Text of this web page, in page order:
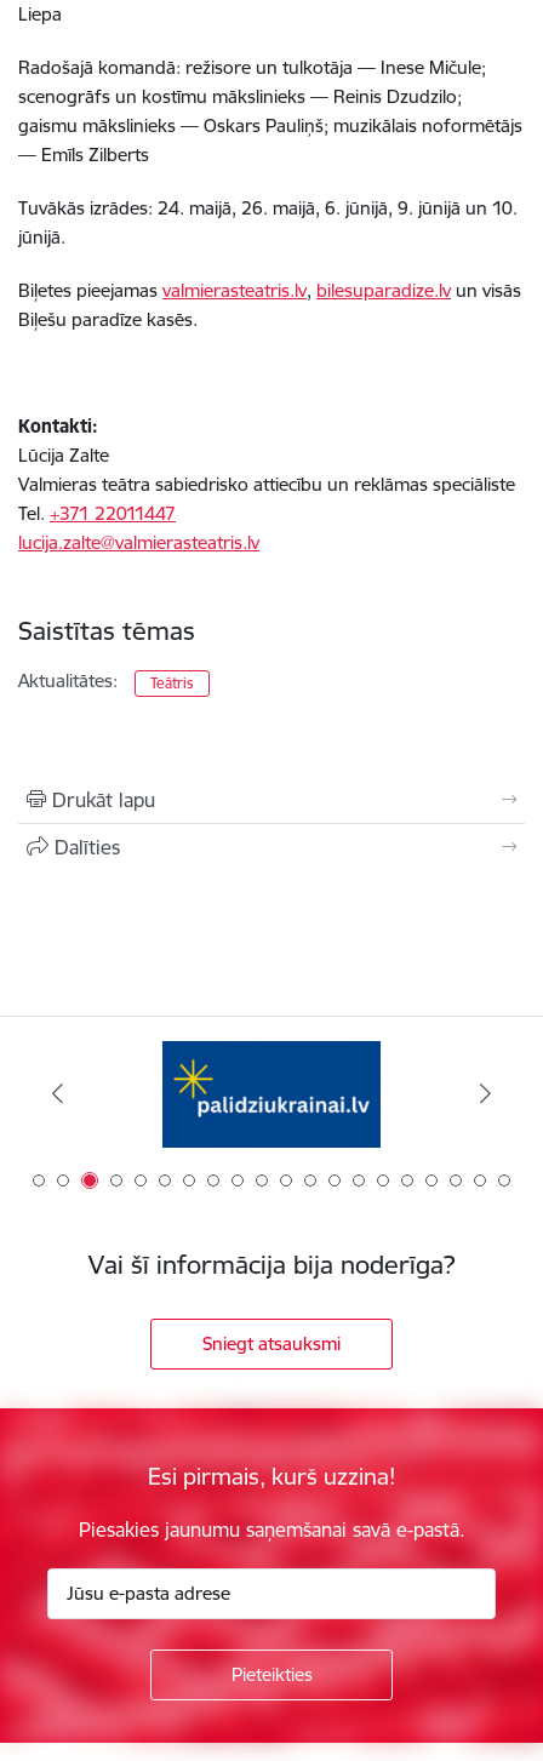
Liepa
Radošajā komandā: režisore un tulkotāja — Inese Mičule;
scenogrāfs un kostīmu mākslinieks — Reinis Dzudzilo;
gaismu mākslinieks — Oskars Pauliņš; muzikālais noformētājs
— Emīls Zilberts
Tuvākās izrādes: 24. maijā, 26. maijā, 6. jūnijā, 9. jūnijā un 10.
jūnijā.
Biļetes pieejamas valmierasteatris.lv, bilesuparadize.lvun visās
Biļešu paradīze kasēs.
Kontakti:
Lūcija Zalte
Valmieras teātra sabiedrisko attiecību un reklāmas speciāliste
Tel. +371 22011447
lucija.zalte@valmierasteatris.lv
Saistītas tēmas
Aktualitātes: Teātris
Drukāt lapu
Dalīties
Vai šī informācija bija noderīga?
Sniegt atsauksmi
Esi pirmais, kurš uzzina!
Piesakies jaunumu saņemšanai savā e-pastā.